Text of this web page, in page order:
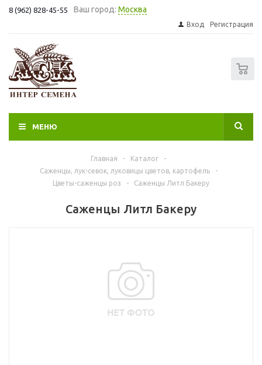
8 (962) 828-45-55 Ваш город: Москва
Вход Регистрация
МЕНЮ
Главная - Каталог
-
Саженцы, лук-севок, луковицы цветов, картофель
-
Цветы-саженцы роз
- Саженцы Литл Бакеру
Саженцы Литл Бакеру